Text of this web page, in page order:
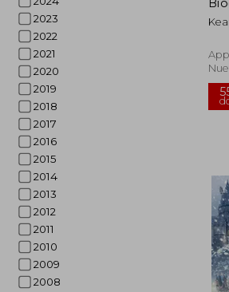
2023
2022
2021
2020
2019
2018
2017
2016
2015
2014
2013
2012
2011
2010
2009
2008